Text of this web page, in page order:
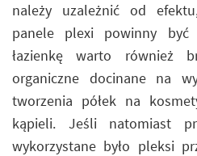
należy uzależnić od
panele plexi powinny być
łazienkę warto również
organiczne docinane na
tworzenia półek na
kąpieli. Jeśli natomiast
wykorzystane było pleksi